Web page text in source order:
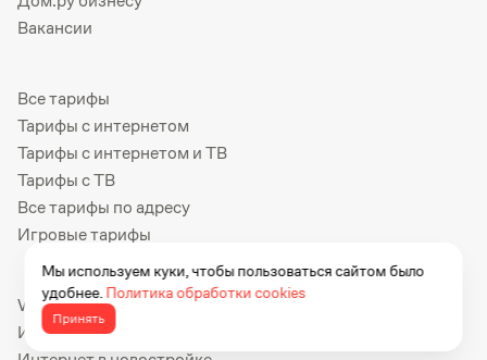
Вакансии
Все тарифы
Тарифы с интернетом
Тарифы с интернетом и ТВ
Тарифы с ТВ
Все тарифы по адресу
Игровые тарифы
Wi-Fi
Интернет
Мы используем куки, чтобы пользоваться сайтом было
удобнее.Политика обработки cookies
Принять